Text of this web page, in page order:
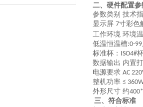
二、硬件配置参
参数类别 技术
显示屏 7寸彩色
工作环境 环境
低温恒温槽:0-99
标准杯： ISO4#
数据输出 内置
电源要求 AC
整机功率 ≤
外形尺寸 约400*
三、符合标准